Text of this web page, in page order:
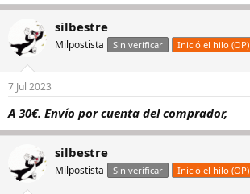
silbestre
Milpostista Sin verificar Inició el hilo (OP)
7 Jul 2023
A 30€. Envío por cuenta del comprador,
silbestre
Milpostista Sin verificar Inició el hilo (OP)